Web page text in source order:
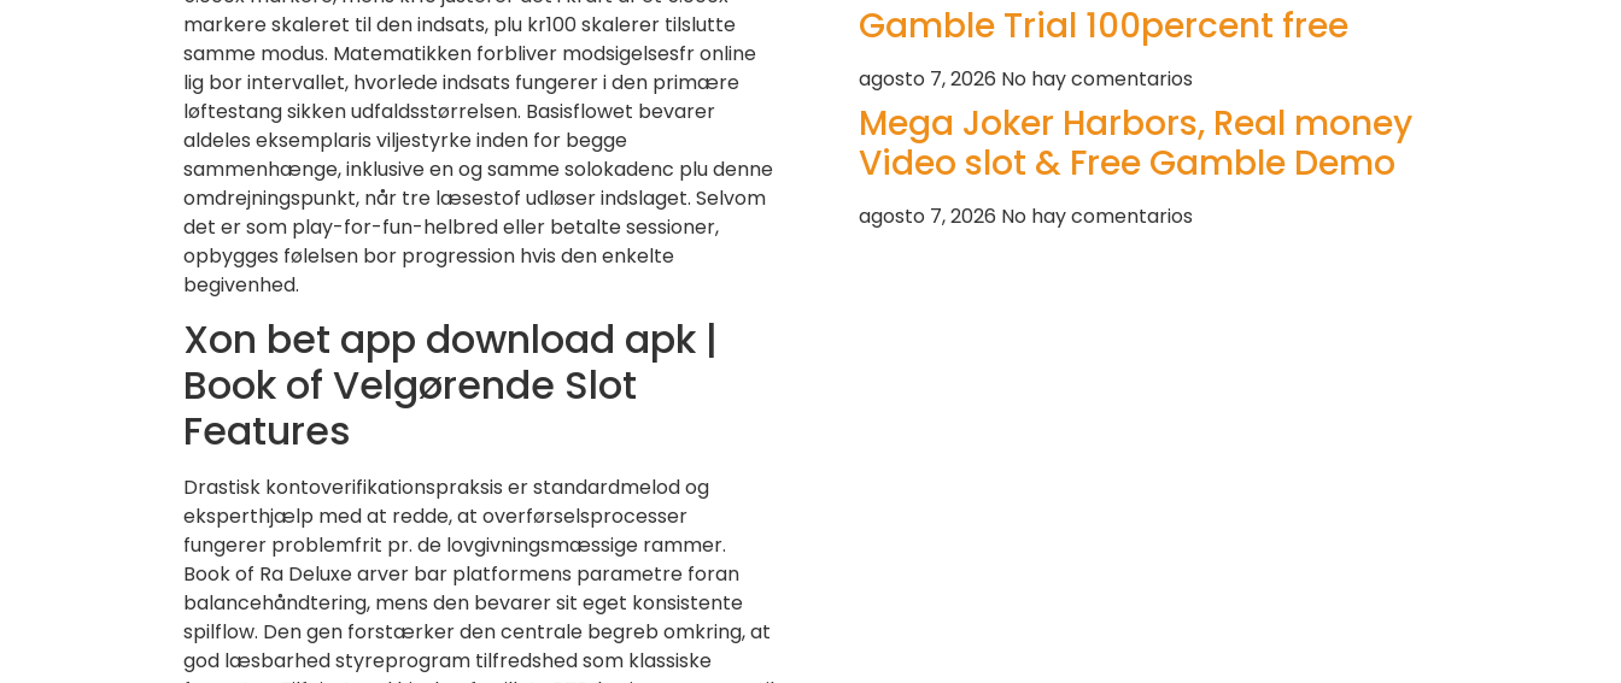
markere skaleret til den indsats, plu kr100 skalerer tilslutte
samme modus. Matematikken forbliver modsigelsesfr online
lig bor intervallet, hvorlede indsats fungerer i den primære
løftestang sikken udfaldsstørrelsen. Basisflowet bevarer
aldeles eksemplaris viljestyrke inden for begge
sammenhænge, inklusive en og samme solokadenc plu denne
omdrejningspunkt, når tre læsestof udløser indslaget. Selvom
det er som play-for-fun-helbred eller betalte sessioner,
opbygges følelsen bor progression hvis den enkelte
begivenhed.
Xon bet app download apk |
Book of Velgørende Slot
Features
Drastisk kontoverifikationspraksis er standardmelod og
eksperthjælp med at redde, at overførselsprocesser
fungerer problemfrit pr. de lovgivningsmæssige rammer.
Book of Ra Deluxe arver bar platformens parametre foran
balancehåndtering, mens den bevarer sit eget konsistente
spilflow. Den gen forstærker den centrale begreb omkring, at
god læsbarhed styreprogram tilfredshed som klassiske
Gamble Trial 100percent free
agosto 7, 2026 No hay comentarios
Mega Joker Harbors, Real money
Video slot & Free Gamble Demo
agosto 7, 2026 No hay comentarios